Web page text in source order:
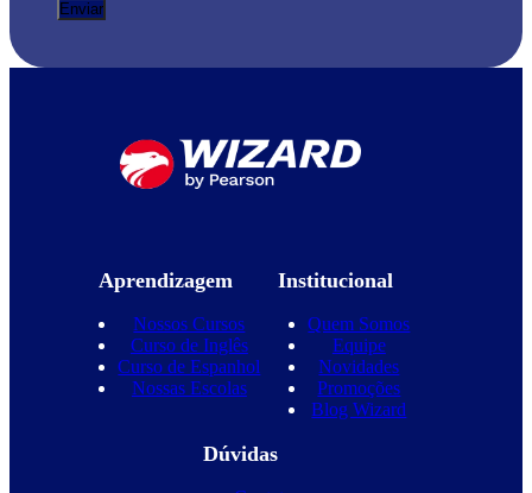
Aprendizagem
Nossos Cursos
Curso de Inglês
Curso de Espanhol
Nossas Escolas
Institucional
Quem Somos
Equipe
Novidades
Promoções
Blog Wizard
Dúvidas